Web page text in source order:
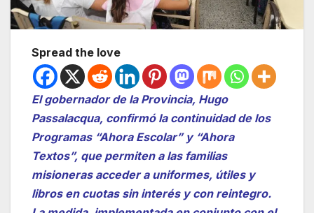
Spread the love
El gobernador de la Provincia, Hugo
Passalacqua, confirmó la continuidad de los
Programas “Ahora Escolar” y “Ahora
Textos”, que permiten a las familias
misioneras acceder a uniformes, útiles y
libros en cuotas sin interés y con reintegro.